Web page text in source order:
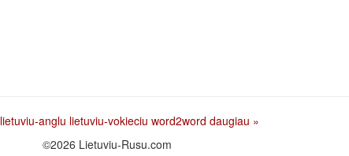
lietuviu-anglu lietuviu-vokieciu word2word daugiau »
©2026 Lietuviu-Rusu.com